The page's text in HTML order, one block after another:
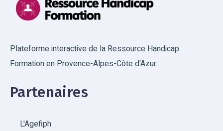
Plateforme interactive de la Ressource Handicap
Formation en Provence-Alpes-Côte d'Azur.
Partenaires
L'Agefiph